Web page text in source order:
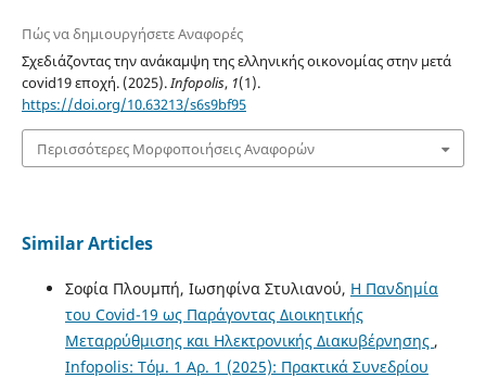
Πώς να δημιουργήσετε Αναφορές
Σχεδιάζοντας την ανάκαμψη της ελληνικής οικονομίας στην μετά
covid19 εποχή. (2025).Infopolis, 1(1).
https://doi.org/10.63213/s6s9bf95
Περισσότερες Μορφοποιήσεις Αναφορών
Similar Articles
Σοφία Πλουμπή, Ιωσηφίνα Στυλιανού, Η Πανδημία
του Covid-19 ως Παράγοντας Διοικητικής
Μεταρρύθμισης και Ηλεκτρονικής Διακυβέρνησης ,
Infopolis: Τόμ. 1 Αρ. 1 (2025): Πρακτικά Συνεδρίου